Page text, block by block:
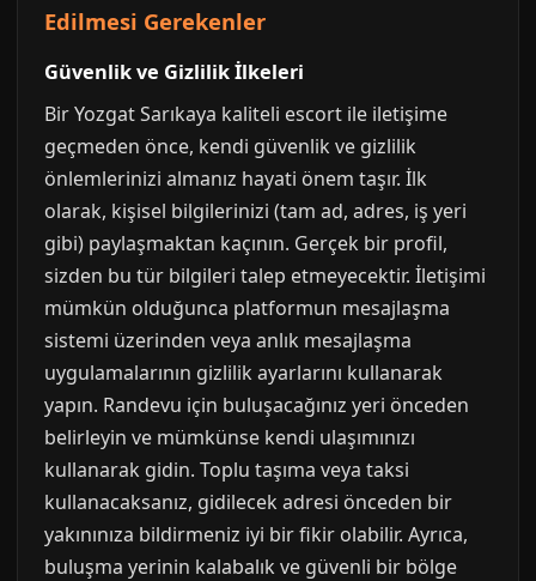
Edilmesi Gerekenler
Güvenlik ve Gizlilik İlkeleri
Bir Yozgat Sarıkaya kaliteli escort ile iletişime
geçmeden önce, kendi güvenlik ve gizlilik
önlemlerinizi almanız hayati önem taşır. İlk
olarak, kişisel bilgilerinizi (tam ad, adres, iş yeri
gibi) paylaşmaktan kaçının. Gerçek bir profil,
sizden bu tür bilgileri talep etmeyecektir. İletişimi
mümkün olduğunca platformun mesajlaşma
sistemi üzerinden veya anlık mesajlaşma
uygulamalarının gizlilik ayarlarını kullanarak
yapın. Randevu için buluşacağınız yeri önceden
belirleyin ve mümkünse kendi ulaşımınızı
kullanarak gidin. Toplu taşıma veya taksi
kullanacaksanız, gidilecek adresi önceden bir
yakınınıza bildirmeniz iyi bir fikir olabilir. Ayrıca,
buluşma yerinin kalabalık ve güvenli bir bölge